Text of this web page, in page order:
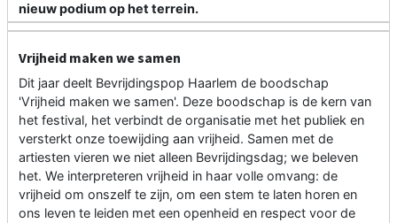
nieuw podium op het terrein.
Vrijheid maken we samen
Dit jaar deelt Bevrijdingspop Haarlem de boodschap
'Vrijheid maken we samen'. Deze boodschap is de kern van
het festival, het verbindt de organisatie met het publiek en
versterkt onze toewijding aan vrijheid. Samen met de
artiesten vieren we niet alleen Bevrijdingsdag; we beleven
het. We interpreteren vrijheid in haar volle omvang: de
vrijheid om onszelf te zijn, om een stem te laten horen en
ons leven te leiden met een openheid en respect voor de